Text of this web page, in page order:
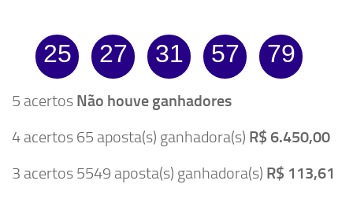
25 27 31 57 79
5 acertos Não houve ganhadores
4 acertos 65 aposta(s) ganhadora(s) R$ 6.450,00
3 acertos 5549 aposta(s) ganhadora(s) R$ 113,61